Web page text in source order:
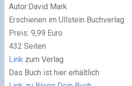
Autor:David Mark
Erschienen im Ullstein Buchverlag
Preis: 9,99 Euro
432 Seiten
Link zum Verlag
Das Buch ist hier erhältlich